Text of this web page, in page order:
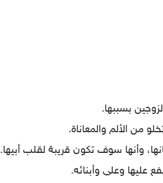
بسببها.
من الألم والمعاناة.
وأنها سوف تكون قريبة لقلب أبيها.
عليها وعلى وأبنائه.